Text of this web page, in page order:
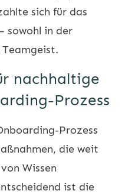
sich für das
sowohl in der
nachhaltige
Prozess
Prozess
die weit
Wissen
ist die